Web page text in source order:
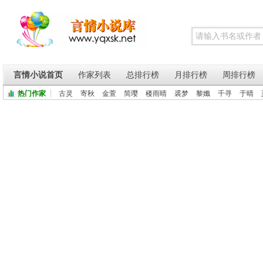
言情小说首页 作家列表 总排行榜 月排行榜 周排行榜
热门作家 古灵 寄秋 金萱 简璎 楼雨晴 裘梦 黎孅 千寻 于晴